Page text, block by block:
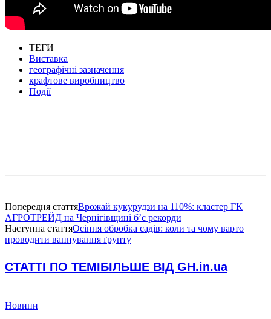
ТЕГИ
Виставка
географічні зазначення
крафтове виробництво
Події
Попередня статтяВрожай кукурудзи на 110%: кластер ГК
АГРОТРЕЙД на Чернігівщині б’є рекорди
Наступна статтяОсіння обробка садів: коли та чому варто
проводити вапнування ґрунту
СТАТТІ ПО ТЕМІБІЛЬШЕ ВІД GH.in.ua
Новини